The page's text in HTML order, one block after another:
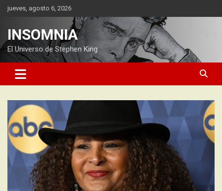
Saltarjueves, agosto 6, 2026
INSOMNIA
El Universo de Stephen King